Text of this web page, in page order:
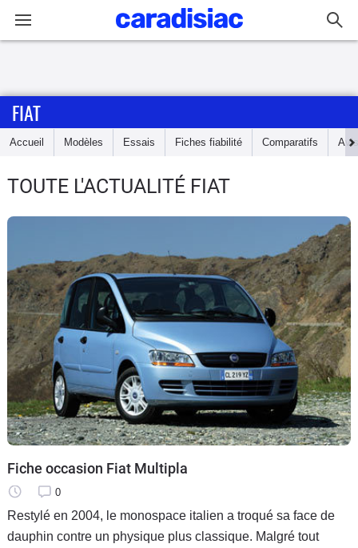
Accueil
Essais
Electriques
Utilitaires
Flottes
Auto
Services
Forum
Moto
FIAT
Accueil Modèles Essais Fiches fiabilité Comparatifs Avis
TOUTE L'ACTUALITÉ FIAT
Fiche occasion Fiat Multipla
0
Restylé en 2004, le monospace italien a troqué sa face de
dauphin contre un physique plus classique. Malgré tout